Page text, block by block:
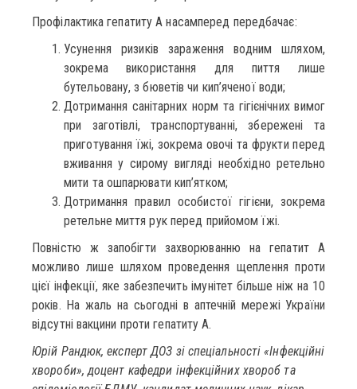
Профілактика гепатиту А насамперед передбачає:
Усунення ризиків зараження водним шляхом,
зокрема використання для пиття лише
бутельовану, з бюветів чи кип’яченої води;
Дотримання санітарних норм та гігієнічних вимог
при заготівлі, транспортуванні, збережені та
приготування їжі, зокрема овочі та фрукти перед
вживання у сирому вигляді необхідно ретельно
мити та ошпарювати кип’ятком;
Дотримання правил особистої гігієни, зокрема
ретельне миття рук перед прийомом їжі.
Повністю ж запобігти захворюванню на гепатит А
можливо лише шляхом проведення щеплення проти
цієї інфекції, яке забезпечить імунітет більше ніж на 10
років. На жаль на сьогодні в аптечній мережі України
відсутні вакцини проти гепатиту А.
Юрій Рандюк, експерт ДОЗ зі спеціальності «Інфекційні
хвороби», доцент кафедри інфекційних хвороб та